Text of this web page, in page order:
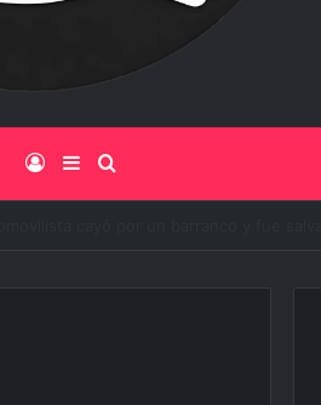
Iniciar Sesión
Barra Lateral